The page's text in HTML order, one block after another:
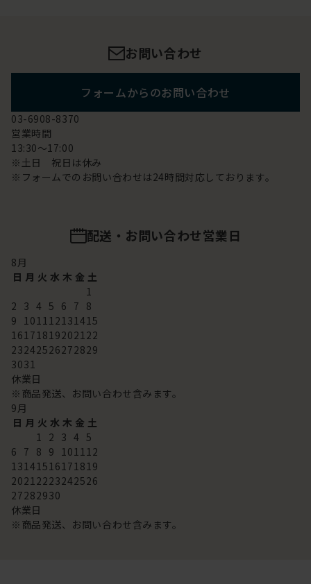
お問い合わせ
フォームからのお問い合わせ
03-6908-8370
営業時間
13:30～17:00
※土日 祝日は休み
※フォームでのお問い合わせは24時間対応しております。
配送・お問い合わせ営業日
8月
日 月 火 水 木 金 土
1
2 3 4 5 6 7 8
9 101112131415
16171819202122
23242526272829
3031
休業日
※商品発送、お問い合わせ含みます。
9月
日 月 火 水 木 金 土
1 2 3 4 5
6 7 8 9 101112
13141516171819
20212223242526
27282930
休業日
※商品発送、お問い合わせ含みます。